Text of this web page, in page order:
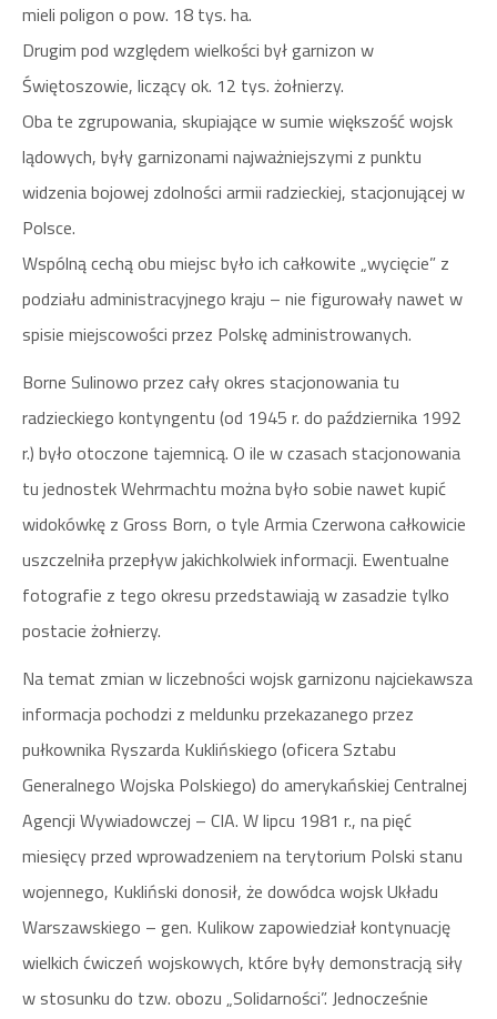
mieli poligon o pow. 18 tys. ha.
Drugim pod względem wielkości był garnizon w
Świętoszowie, liczący ok. 12 tys. żołnierzy.
Oba te zgrupowania, skupiające w sumie większość wojsk
lądowych, były garnizonami najważniejszymi z punktu
widzenia bojowej zdolności armii radzieckiej, stacjonującej w
Polsce.
Wspólną cechą obu miejsc było ich całkowite „wycięcie” z
podziału administracyjnego kraju – nie figurowały nawet w
spisie miejscowości przez Polskę administrowanych.
Borne Sulinowo przez cały okres stacjonowania tu
radzieckiego kontyngentu (od 1945 r. do października 1992
r.) było otoczone tajemnicą. O ile w czasach stacjonowania
tu jednostek Wehrmachtu można było sobie nawet kupić
widokówkę z Gross Born, o tyle Armia Czerwona całkowicie
uszczelniła przepływ jakichkolwiek informacji. Ewentualne
fotografie z tego okresu przedstawiają w zasadzie tylko
postacie żołnierzy.
Na temat zmian w liczebności wojsk garnizonu najciekawsza
informacja pochodzi z meldunku przekazanego przez
pułkownika Ryszarda Kuklińskiego (oficera Sztabu
Generalnego Wojska Polskiego) do amerykańskiej Centralnej
Agencji Wywiadowczej – CIA. W lipcu 1981 r., na pięć
miesięcy przed wprowadzeniem na terytorium Polski stanu
wojennego, Kukliński donosił, że dowódca wojsk Układu
Warszawskiego – gen. Kulikow zapowiedział kontynuację
wielkich ćwiczeń wojskowych, które były demonstracją siły
w stosunku do tzw. obozu „Solidarności”. Jednocześnie